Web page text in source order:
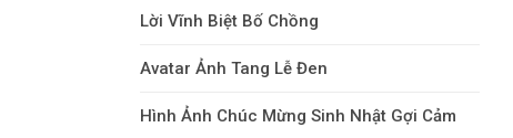
Lời Vĩnh Biệt Bố Chồng
Avatar Ảnh Tang Lễ Đen
Hình Ảnh Chúc Mừng Sinh Nhật Gợi Cảm